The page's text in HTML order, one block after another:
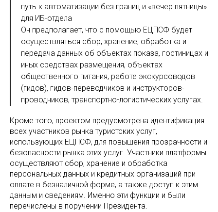
путь к автоматизации без границ и «вечер пятницы»
для ИБ-отдела
Он предполагает, что с помощью ЕЦПСФ будет
осуществляться сбор, хранение, обработка и
передача данных об объектах показа, гостиницах и
иных средствах размещения, объектах
общественного питания, работе экскурсоводов
(гидов), гидов-переводчиков и инструкторов-
проводников, транспортно-логистических услугах.
Кроме того, проектом предусмотрена идентификация
всех участников рынка туристских услуг,
использующих ЕЦПСФ, для повышения прозрачности и
безопасности рынка этих услуг. Участники платформы
осуществляют сбор, хранение и обработка
персональных данных и кредитных организаций при
оплате в безналичной форме, а также доступ к этим
данным и сведениям. Именно эти функции и были
перечислены в поручении Президента.